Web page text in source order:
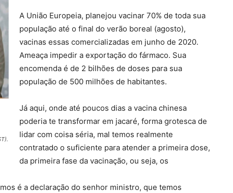
A União Europeia, planejou vacinar 70% de toda sua
população até o final do verão boreal (agosto),
vacinas essas comercializadas em junho de 2020.
Ameaça impedir a exportação do fármaco. Sua
encomenda é de 2 bilhões de doses para sua
população de 500 milhões de habitantes.
Já aqui, onde até poucos dias a vacina chinesa
poderia te transformar em jacaré, forma grotesca de
lidar com coisa séria, mal temos realmente
contratado o suficiente para atender a primeira dose,
da primeira fase da vacinação, ou seja, os
é a declaração do senhor ministro, que temos